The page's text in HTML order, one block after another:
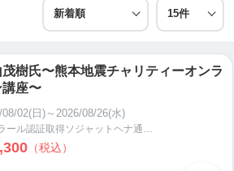
樹氏〜熊本地震チャリティーオンラ
講座〜
08/02(日)～2026/08/26(水)
ハラール認証取得ソジャットヘナ通販ショップ｜ホメオパシーの杜（もり）
（税込）